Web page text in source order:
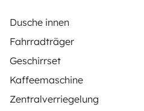
Dusche innen
Fahrradträger
Geschirrset
Kaffeemaschine
Zentralverriegelung